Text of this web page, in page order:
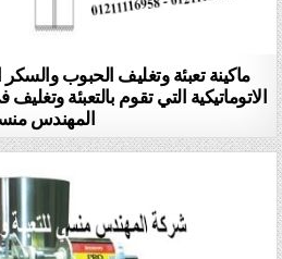
ماكينة تعبئة وتغليف الحبوب
المهندس